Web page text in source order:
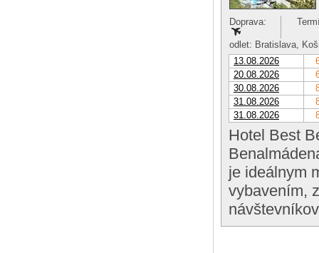
Doprava:
odlet: Bratislava,
13.08.2026
20.08.2026
30.08.2026
31.08.2026
31.08.2026
Hotel Best
je ideálnym
vybavením,